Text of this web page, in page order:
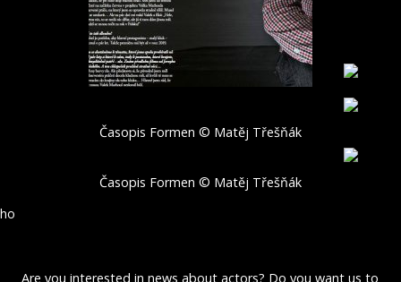
Časopis Formen © Matěj Třešňák
Časopis Formen © Matěj Třešňák
ho
Are you interested in news about actors? Do you want us to